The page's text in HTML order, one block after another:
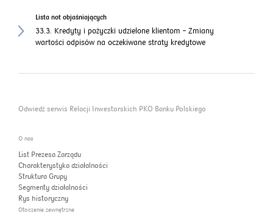
Lista not objaśniających
33.3. Kredyty i pożyczki udzielone klientom – Zmiany
wartości odpisów na oczekiwane straty kredytowe
Odwiedź serwis Relacji Inwestorskich PKO Banku Polskiego
O nas
List Prezesa Zarządu
Charakterystyka działalności
Struktura Grupy
Segmenty działalności
Rys historyczny
Otoczenie zewnętrzne